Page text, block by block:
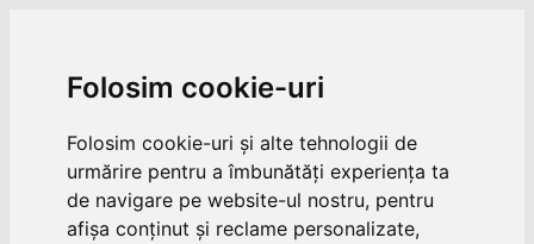
Folosim cookie-uri
Folosim cookie-uri și alte tehnologii de
urmărire pentru a îmbunătăți experiența ta
de navigare pe website-ul nostru, pentru
afișa conținut și reclame personalizate,